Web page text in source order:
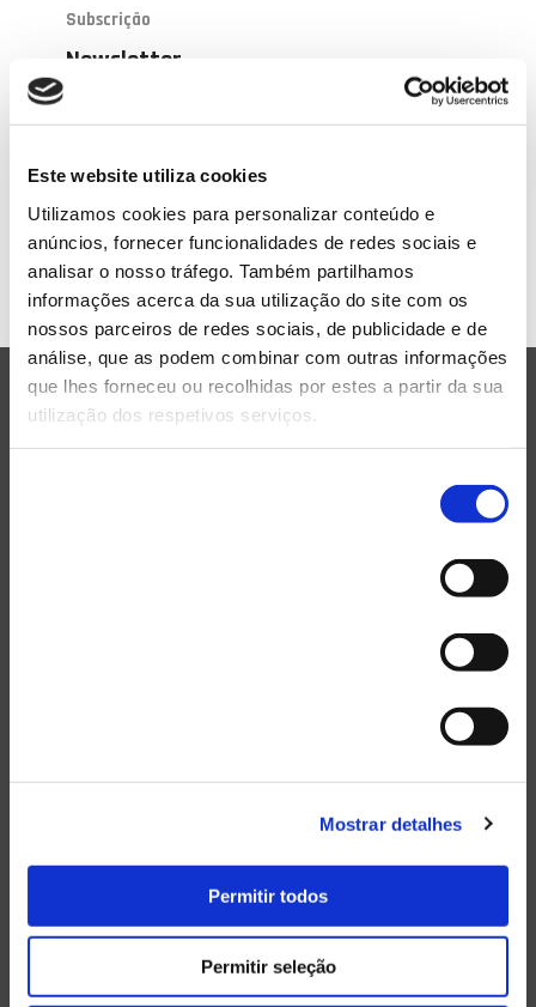
Este website utiliza cookies
Utilizamos cookies para personalizar conteúdo e
anúncios, fornecer funcionalidades de redes sociais e
analisar o nosso tráfego. Também partilhamos
informações acerca da sua utilização do site com os
nossos parceiros de redes sociais, de publicidade e de
análise, que as podem combinar com outras informações
que lhes forneceu ou recolhidas por estes a partir da sua
utilização dos respetivos serviços.
Mostrar detalhes
Permitir todos
Permitir seleção
Subscrição
Newsletter
A sua subscrição foi confirmada!
Chamada com custo para a rede nómada segundo o tarifário subscrito.
Menu
Sobre nós